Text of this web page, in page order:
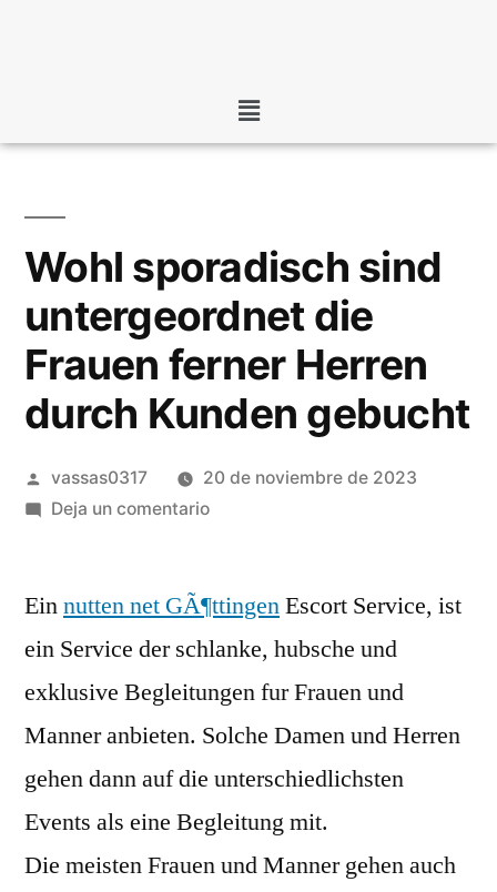
Wohl sporadisch sind
untergeordnet die
Frauen ferner Herren
durch Kunden gebucht
vassas0317
20 de noviembre de 2023
Deja un comentario
Einnutten net GÃ¶ttingenEscort Service, ist
ein Service der schlanke, hubsche und
exklusive Begleitungen fur Frauen und
Manner anbieten. Solche Damen und Herren
gehen dann auf die unterschiedlichsten
Events als eine Begleitung mit.
Die meisten Frauen und Manner gehen auch